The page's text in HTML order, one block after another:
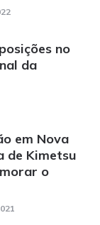
no
da
em Nova
de Kimetsu
o